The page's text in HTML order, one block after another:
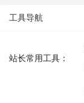
工具导航
站长常用工具：